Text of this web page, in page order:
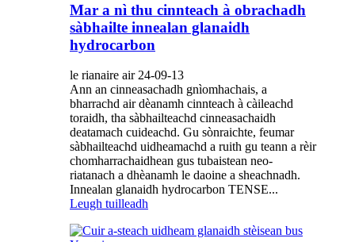
Mar a nì thu cinnteach à obrachadh
sàbhailte innealan glanaidh
hydrocarbon
le rianaire air 24-09-13
Ann an cinneasachadh gnìomhachais, a
bharrachd air dèanamh cinnteach à càileachd
toraidh, tha sàbhailteachd cinneasachaidh
deatamach cuideachd. Gu sònraichte, feumar
sàbhailteachd uidheamachd a ruith gu teann a rèir
chomharrachaidhean gus tubaistean neo-
riatanach a dhèanamh le daoine a sheachnadh.
Innealan glanaidh hydrocarbon TENSE...
Leugh tuilleadh